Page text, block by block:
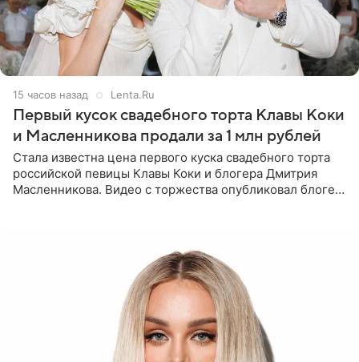
15 часов назад Lenta.Ru
Первый кусок свадебного торта Клавы Коки
и Масленникова продали за 1 млн рублей
Стала известна цена первого куска свадебного торта
российской певицы Клавы Коки и блогера Дмитрия
Масленникова. Видео с торжества опубликовал блогер